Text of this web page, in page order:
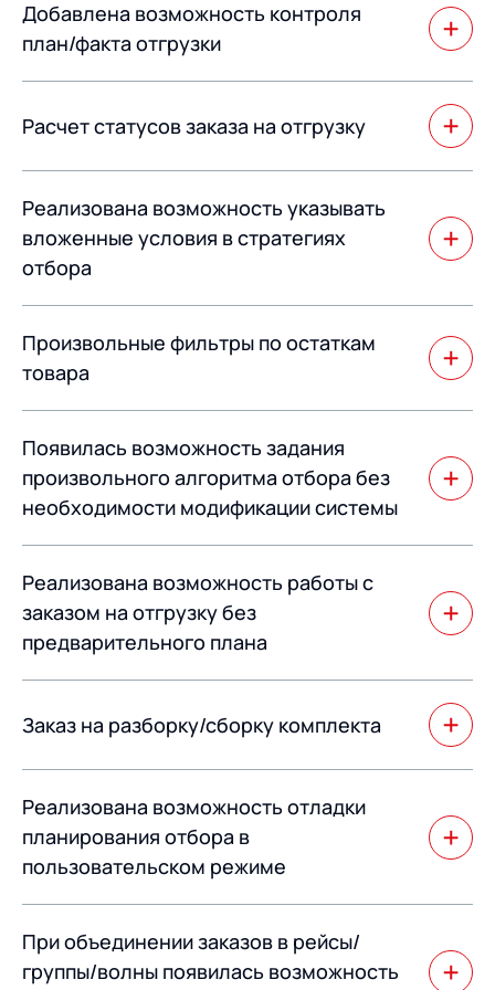
Добавлена возможность контроля
план/факта отгрузки
отгрузки не только в разрезе товарного состава, но и
в разрезе грузовых мест.
Расчет статусов заказа на отгрузку
учетом настроенного процесса отгрузки.
Реализована возможность указывать
вложенные условия в стратегиях
отбора
условий алгоритмов отбора и их понятность.
Произвольные фильтры по остаткам
товара
указывать произвольные фильтры по остаткам
товара, которые можно планировать для отбора.
Появилась возможность задания
произвольного алгоритма отбора без
необходимости модификации системы
задач отбора, которые отсутствуют в типовых
алгоритмах системы, есть возможность задать
произвольный алгоритм отбора без модификации
Реализована возможность работы с
заказом на отгрузку без
предварительного плана
cash&carry.
Заказ на разборку/сборку комплекта
разборку комплекта для отбора комплектующих, а
также обратно – спланировать заказ на сборку
комплекта под заказ на отгрузку.
Реализована возможность отладки
планирования отбора в
пользовательском режиме
алгоритм планирования отбора (или выяснять
почему так спланировалось). Существенно помогает
При объединении заказов в рейсы/
группы/волны появилась возможность